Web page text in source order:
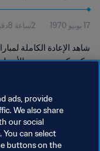
المباراة
17 يونيو 1970 2ساعة 8دقيقة 2ثانية
شاهد الإعادة الكاملة
مكسيكو سيتي يوم الأربعاء يونيو
سياسة الخصوصية
ads, provide
We also share
our social
You can select
buttons on the